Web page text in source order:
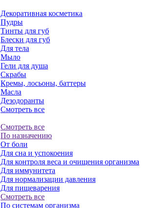
Декоративная косметика
Пудры
Тинты для губ
Блески для губ
Для тела
Мыло
Гели для душа
Скрабы
Кремы, лосьоны, баттеры
Масла
Дезодоранты
Смотреть все
Смотреть все
По назначению
От боли
Для сна и успокоения
Для контроля веса и очищения организма
Для иммунитета
Для нормализации давления
Для пищеварения
Смотреть все
По системам организма